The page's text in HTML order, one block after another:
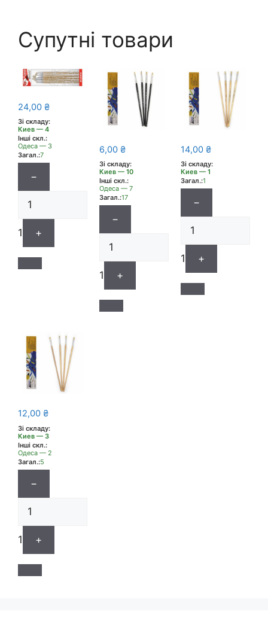
Супутні товари
24,00 ₴
Зі складу:
Киев — 4
Інші скл.:
Одеса — 3
Загал.:7
−
1 +
6,00 ₴
Зі складу:
Киев — 10
Інші скл.:
Одеса — 7
Загал.:17
−
1 +
14,00 ₴
Зі складу:
Киев — 1
Загал.:1
−
1 +
12,00 ₴
Зі складу:
Киев — 3
Інші скл.:
Одеса — 2
Загал.:5
−
1 +